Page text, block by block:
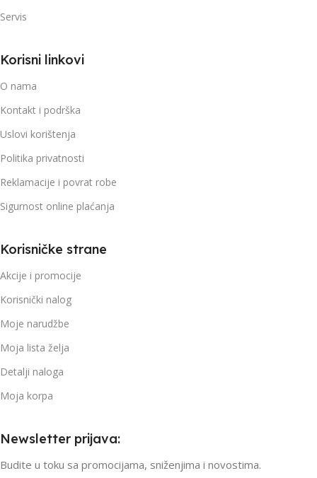
Servis
Korisni linkovi
O nama
Kontakt i podrška
Uslovi korištenja
Politika privatnosti
Reklamacije i povrat robe
Sigurnost online plaćanja
Korisničke strane
Akcije i promocije
Korisnički nalog
Moje narudžbe
Moja lista želja
Detalji naloga
Moja korpa
Newsletter prijava:
Budite u toku sa promocijama, sniženjima i novostima.